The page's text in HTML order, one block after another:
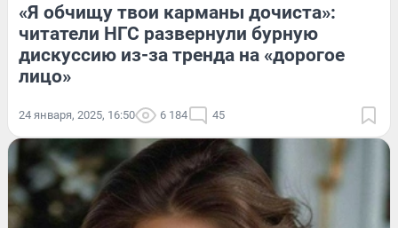
«Я обчищу твои карманы дочиста»:
читатели НГС развернули бурную
дискуссию из-за тренда на «дорогое
лицо»
24 января, 2025, 16:50 6 184 45